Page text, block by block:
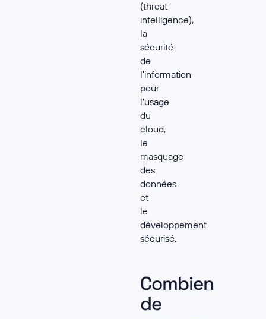
(threat
intelligence),
la
sécurité
de
l'information
pour
l'usage
du
cloud,
le
masquage
des
données
et
le
développement
sécurisé.
Combien
de